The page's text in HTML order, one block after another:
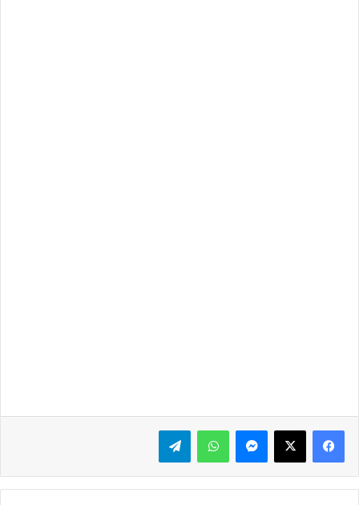
ماسنجر واتساب تيلقرام